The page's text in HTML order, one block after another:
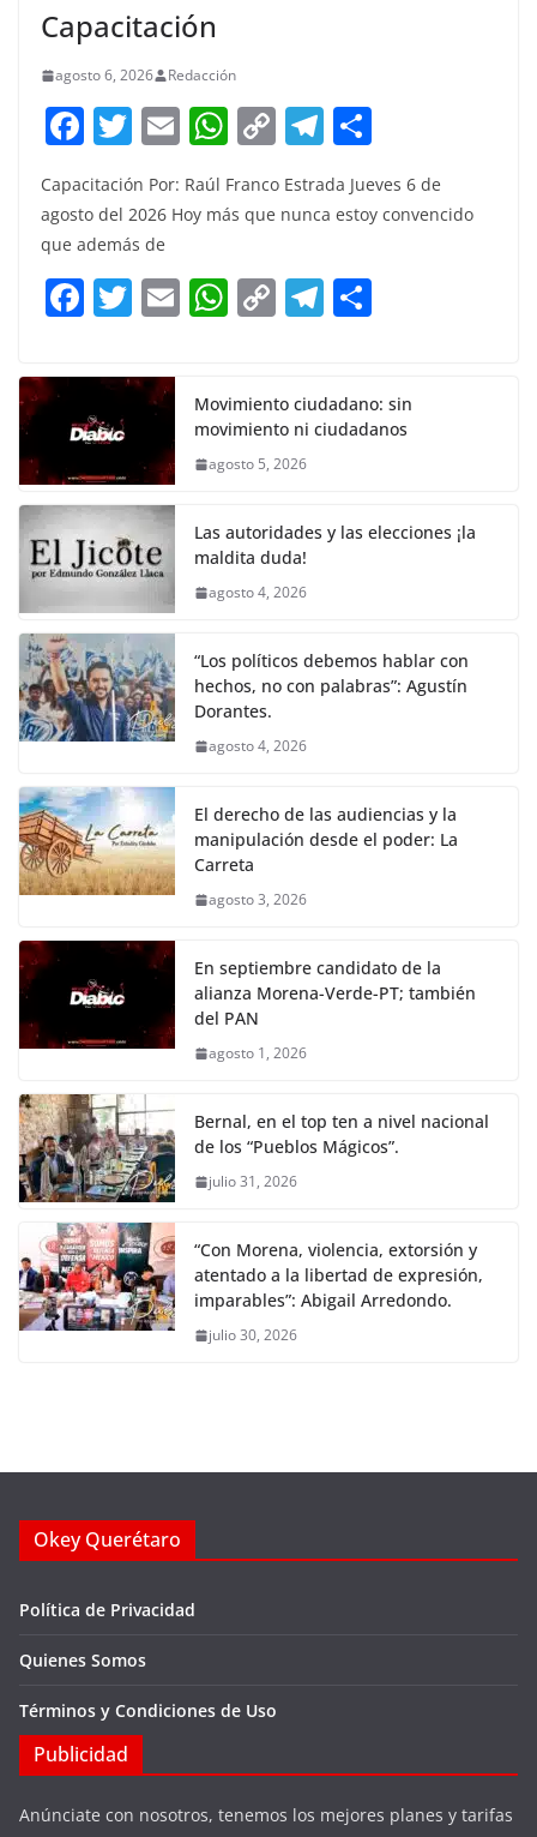
Capacitación
agosto 6, 2026 Redacción
F
a
c
e
b
o
k
T
itt
er
E
m
ai
W
at
A
p
C
p
Li
n
T
el
e
a
m
ar
e
Capacitación Por: Raúl Franco Estrada Jueves 6 de
agosto del 2026 Hoy más que nunca estoy convencido
que además de
F
c
e
b
o
o
k
T
itt
er
E W
s
A
p
C
y
Li
k
T
gr
a
e
Movimiento ciudadano: sin
movimiento ni ciudadanos
agosto 5, 2026
Las autoridades y las elecciones ¡la
maldita duda!
agosto 4, 2026
“Los políticos debemos hablar con
hechos, no con palabras”: Agustín
Dorantes.
agosto 4, 2026
El derecho de las audiencias y la
manipulación desde el poder: La
Carreta
agosto 3, 2026
En septiembre candidato de la
alianza Morena-Verde-PT; también
del PAN
agosto 1, 2026
Bernal, en el top ten a nivel nacional
de los “Pueblos Mágicos”.
julio 31, 2026
“Con Morena, violencia, extorsión y
atentado a la libertad de expresión,
imparables”: Abigail Arredondo.
julio 30, 2026
Okey Querétaro
Política de Privacidad
Quienes Somos
Términos y Condiciones de Uso
Publicidad
Anúnciate con nosotros, tenemos los mejores planes y tarifas